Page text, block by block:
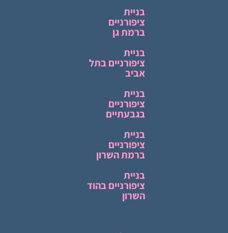
בניית
ציפורניים
ברמת גן
בניית
ציפורניים בתל
אביב
בניית
ציפורניים
בגבעתיים
בניית
ציפורניים
ברמת השרון
בניית
ציפורניים בהוד
השרון